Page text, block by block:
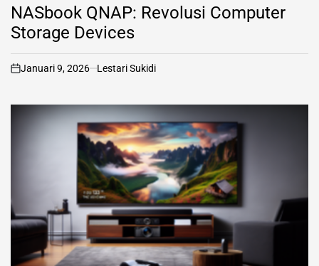
INNASbook QNAP: Revolusi Computer
Storage Devices
on
Januari 9, 2026 Lestari Sukidi